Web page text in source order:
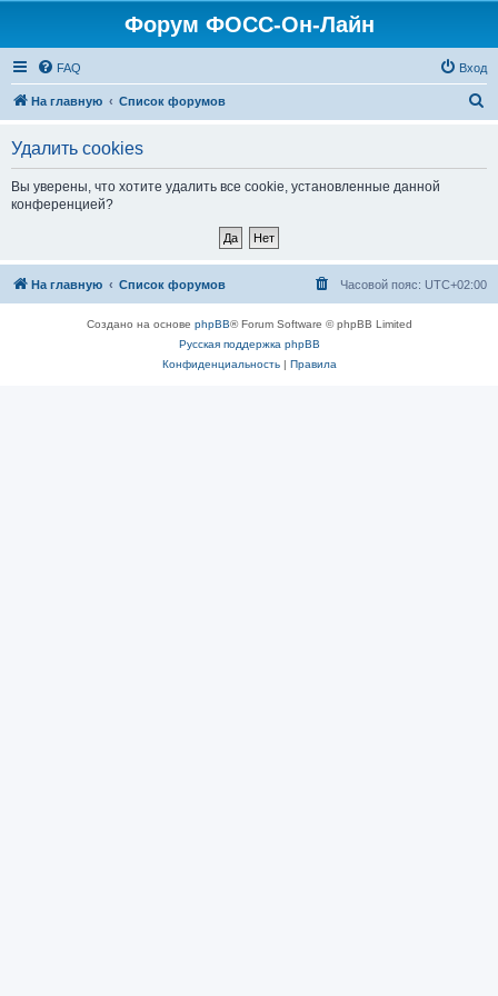
Форум ФОСС-Он-Лайн
FAQ Вход
На главную Список форумов
Удалить cookies
Вы уверены, что хотите удалить все cookie, установленные данной
конференцией?
На главную Список форумов Часовой пояс: UTC+02:00
Создано на основе phpBB® Forum Software © phpBB Limited
Русская поддержка phpBB
Конфиденциальность| Правила